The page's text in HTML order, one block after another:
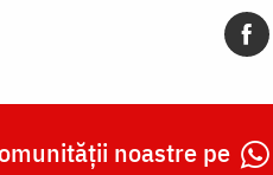
noastre pe